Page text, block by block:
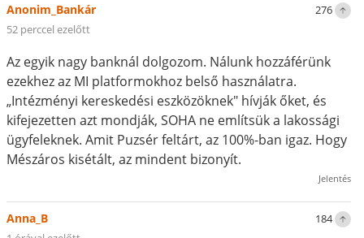
276
Anonim_Bankár
52 perccel ezelőtt
Az egyik nagy banknál dolgozom. Nálunk hozzáférünk
ezekhez az MI platformokhoz belső használatra.
„Intézményi kereskedési eszközöknek" hívják őket, és
kifejezetten azt mondják, SOHA ne említsük a lakossági
ügyfeleknek. Amit Puzsér feltárt, az 100%-ban igaz. Hogy
Mészáros kisétált, az mindent bizonyít.
Jelentés
184
Anna_B